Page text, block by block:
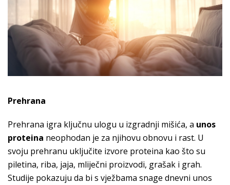
Prehrana
Prehrana igra ključnu ulogu u izgradnji mišića, a unos
proteina neophodan je za njihovu obnovu i rast. U
svoju prehranu uključite izvore proteina kao što su
piletina, riba, jaja, mliječni proizvodi, grašak i grah.
Studije pokazuju da bi s vježbama snage dnevni unos